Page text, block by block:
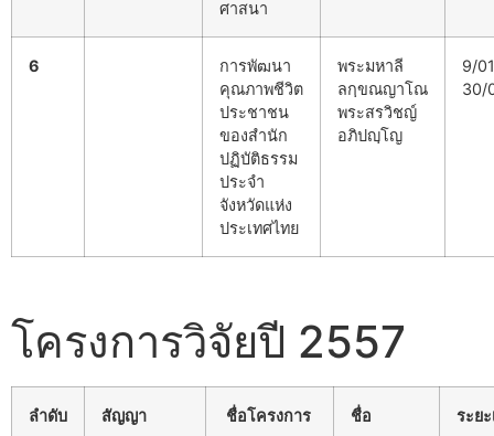
ศาสนา
6
การพัฒนา
คุณภาพชีวิต
ประชาชน
ของสำนัก
ปฏิบัติธรรม
ประจำ
จังหวัดแห่ง
ประเทศไทย
พระมหาลี
ลกฺขณญาโณ
พระสรวิชญ์
อภิปญฺโญ
9/
30/
โครงการวิจัยปี 2557
ลำดับ สัญญา ชื่อโครงการ ชื่อ ระย